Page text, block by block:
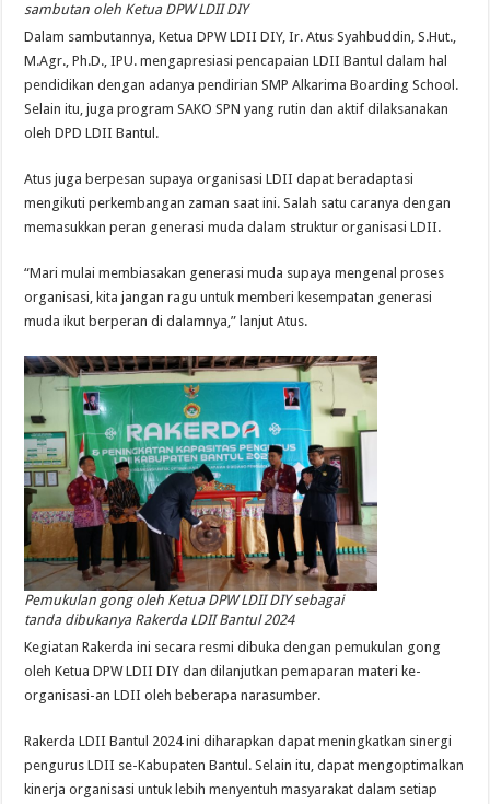
sambutan oleh Ketua DPW LDII DIY
Dalam sambutannya, Ketua DPW LDII DIY, Ir. Atus Syahbuddin, S.Hut.,
M.Agr., Ph.D., IPU. mengapresiasi pencapaian LDII Bantul dalam hal
pendidikan dengan adanya pendirian SMP Alkarima Boarding School.
Selain itu, juga program SAKO SPN yang rutin dan aktif dilaksanakan
oleh DPD LDII Bantul.
Atus juga berpesan supaya organisasi LDII dapat beradaptasi
mengikuti perkembangan zaman saat ini. Salah satu caranya dengan
memasukkan peran generasi muda dalam struktur organisasi LDII.
“Mari mulai membiasakan generasi muda supaya mengenal proses
organisasi, kita jangan ragu untuk memberi kesempatan generasi
muda ikut berperan di dalamnya,” lanjut Atus.
Pemukulan gong oleh Ketua DPW LDII DIY sebagai
tanda dibukanya Rakerda LDII Bantul 2024
Kegiatan Rakerda ini secara resmi dibuka dengan pemukulan gong
oleh Ketua DPW LDII DIY dan dilanjutkan pemaparan materi ke-
organisasi-an LDII oleh beberapa narasumber.
Rakerda LDII Bantul 2024 ini diharapkan dapat meningkatkan sinergi
pengurus LDII se-Kabupaten Bantul. Selain itu, dapat mengoptimalkan
kinerja organisasi untuk lebih menyentuh masyarakat dalam setiap